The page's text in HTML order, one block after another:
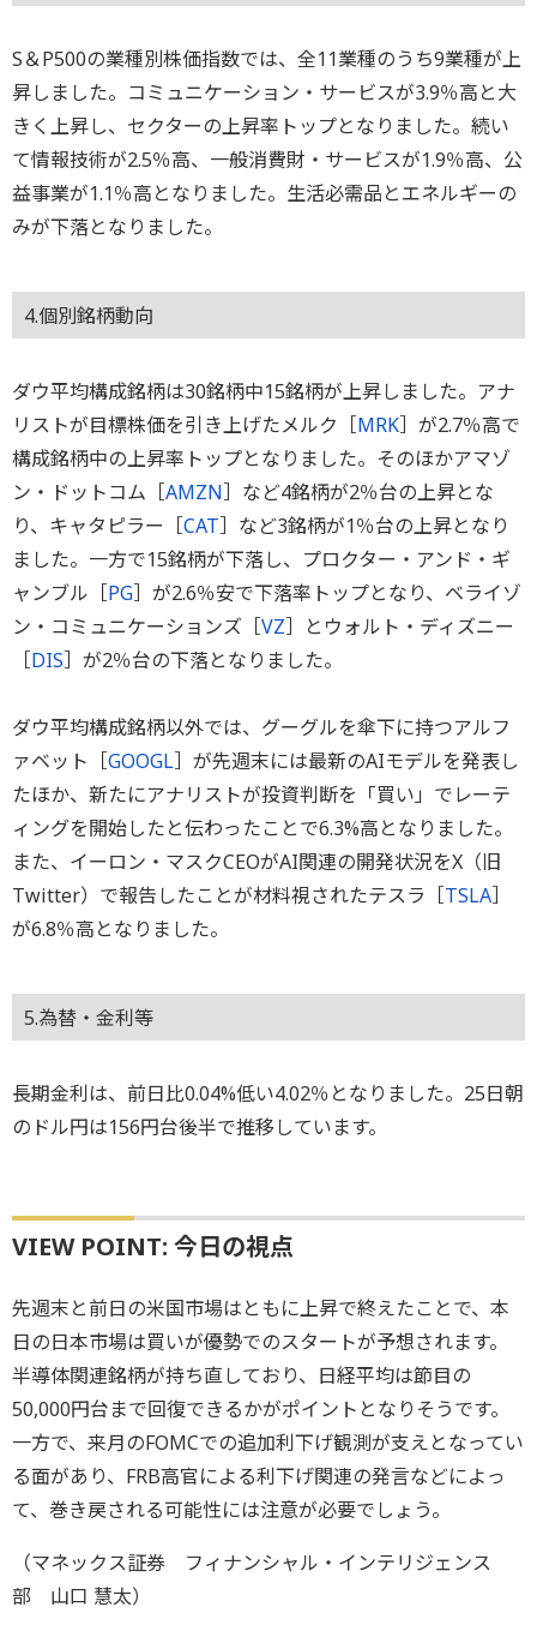
S＆P500の業種別株価指数では、全11業種のうち9業種が上
昇しました。コミュニケーション・サービスが3.9％高と大
きく上昇し、セクターの上昇率トップとなりました。続い
て情報技術が2.5％高、一般消費財・サービスが1.9％高、公
益事業が1.1％高となりました。生活必需品とエネルギーの
みが下落となりました。
4.個別銘柄動向
ダウ平均構成銘柄は30銘柄中15銘柄が上昇しました。アナ
リストが目標株価を引き上げたメルク［MRK］が2.7％高で
構成銘柄中の上昇率トップとなりました。そのほかアマゾ
ン・ドットコム［AMZN］など4銘柄が2％台の上昇とな
り、キャタピラー［CAT］など3銘柄が1％台の上昇となり
ました。一方で15銘柄が下落し、プロクター・アンド・ギ
ャンブル［PG］が2.6％安で下落率トップとなり、ベライゾ
ン・コミュニケーションズ［VZ］とウォルト・ディズニー
［DIS］が2％台の下落となりました。
ダウ平均構成銘柄以外では、グーグルを傘下に持つアルフ
ァベット［GOOGL］が先週末には最新のAIモデルを発表し
たほか、新たにアナリストが投資判断を「買い」でレーテ
ィングを開始したと伝わったことで6.3%高となりました。
また、イーロン・マスクCEOがAI関連の開発状況をX（旧
Twitter）で報告したことが材料視されたテスラ［TSLA］
が6.8％高となりました。
5.為替・金利等
長期金利は、前日比0.04%低い4.02％となりました。25日朝
のドル円は156円台後半で推移しています。
VIEW POINT: 今日の視点
先週末と前日の米国市場はともに上昇で終えたことで、本
日の日本市場は買いが優勢でのスタートが予想されます。
半導体関連銘柄が持ち直しており、日経平均は節目の
50,000円台まで回復できるかがポイントとなりそうです。
一方で、来月のFOMCでの追加利下げ観測が支えとなってい
る面があり、FRB高官による利下げ関連の発言などによっ
て、巻き戻される可能性には注意が必要でしょう。
（マネックス証券 フィナンシャル・インテリジェンス
部 山口 慧太）